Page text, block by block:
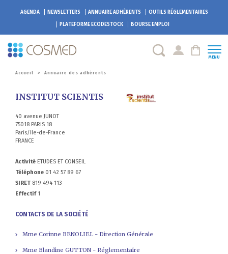
AGENDA NEWSLETTERS ANNUAIRE ADHÉRENTS
OUTILS RÉGLEMENTAIRES
PLATEFORMEECODESTOCK BOURSE EMPLOI
MENU
Accueil > Annuaire des adhérents
INSTITUT SCIENTIS
40 avenue JUNOT
75018 PARIS 18
Paris/Ile-de-France
FRANCE
Activité ETUDES ET CONSEIL
Téléphone 01 42 57 89 67
SIRET 819 494 113
Effectif1
CONTACTS DE LA SOCIÉTÉ
Mme Corinne BENOLIEL - Direction Générale
Mme Blandine GUTTON - Réglementaire